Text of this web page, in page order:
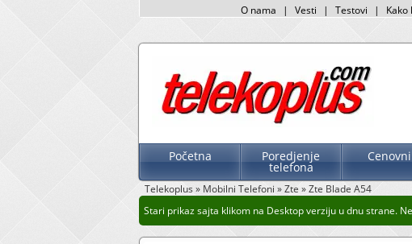
O nama | Vesti | Testovi |
Početna Poredjenje
telefona
Telekoplus» Mobilni Telefoni »Zte »Zte Blade A54
Stari prikaz sajta klikom na Desktop verziju u dnu strane.